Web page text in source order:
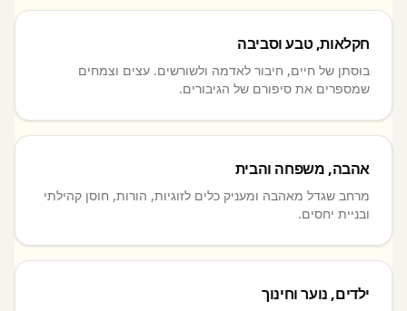
חקלאות, טבע וסביבה
בוסתן של חיים, חיבור לאדמה ולשורשים. עצים וצמחים
שמספרים את סיפורם של הגיבורים.
אהבה, משפחה והבית
מרחב שגדל מאהבה ומעניק כלים לזוגיות, הורות, חוסן קהילתי
ובניית יחסים.
ילדים, נוער וחינוך